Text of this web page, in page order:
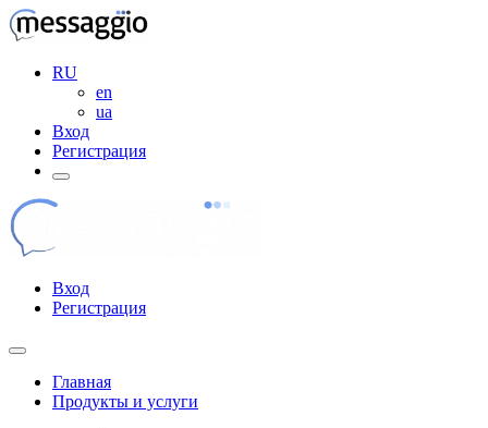
RU
en
ua
Вход
Регистрация
Вход
Регистрация
Главная
Продукты и услуги